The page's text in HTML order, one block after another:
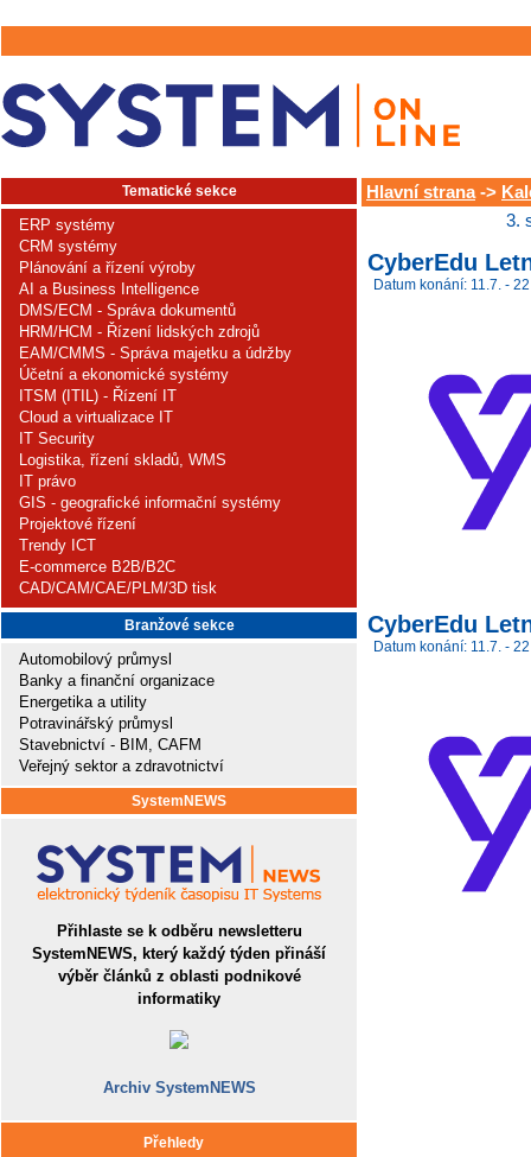
Tematické sekce
ERP systémy
CRM systémy
Plánování a řízení výroby
AI a Business Intelligence
DMS/ECM - Správa dokumentů
HRM/HCM - Řízení lidských zdrojů
EAM/CMMS - Správa majetku a údržby
Účetní a ekonomické systémy
ITSM (ITIL) - Řízení IT
Cloud a virtualizace IT
IT Security
Logistika, řízení skladů, WMS
IT právo
GIS - geografické informační systémy
Projektové řízení
Trendy ICT
E-commerce B2B/B2C
CAD/CAM/CAE/PLM/3D tisk
Branžové sekce
Automobilový průmysl
Banky a finanční organizace
Energetika a utility
Potravinářský průmysl
Stavebnictví - BIM, CAFM
Veřejný sektor a zdravotnictví
SystemNEWS
Přihlaste se k odběru newsletteru
SystemNEWS, který každý týden přináší
výběr článků z oblasti podnikové
informatiky
Archiv SystemNEWS
Přehledy
Hlavní strana->
3.
CyberEdu
Datum konání: 11.7. -
CyberEdu
Datum konání: 11.7. -